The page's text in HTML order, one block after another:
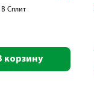
В Сплит
корзину